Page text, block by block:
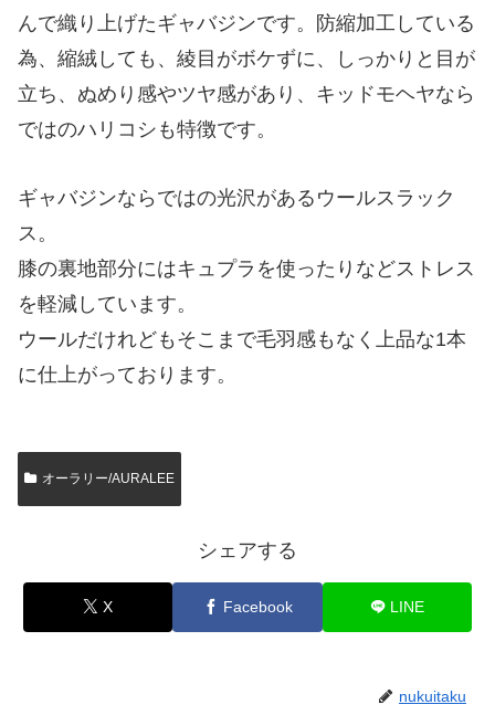
んで織り上げたギャバジンです。防縮加工している
為、縮絨しても、綾目がボケずに、しっかりと目が
立ち、ぬめり感やツヤ感があり、キッドモヘヤなら
ではのハリコシも特徴です。
ギャバジンならではの光沢があるウールスラック
ス。
膝の裏地部分にはキュプラを使ったりなどストレス
を軽減しています。
ウールだけれどもそこまで毛羽感もなく上品な1本
に仕上がっております。
オーラリー/AURALEE
シェアする
X Facebook LINE
nukuitaku